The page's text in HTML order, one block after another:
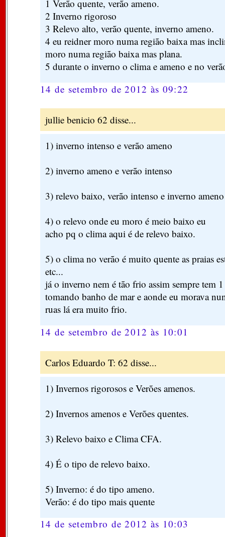
1 Verão quente, verão ameno.
2 Inverno rigoroso
3 Relevo alto, verão quente, inverno ameno.
4 eu reidner moro numa região baixa mas
moro numa região baixa mas plana.
5 durante o inverno o clima e ameno e no
14 de setembro de 2012 às 09:22
jullie benicio 62 disse...
1) inverno intenso e verão ameno
2) inverno ameno e verão intenso
3) relevo baixo, verão intenso e inverno ameno
4) o relevo onde eu moro é meio baixo eu
acho pq o clima aqui é de relevo baixo.
5) o clima no verão é muito quente as praias
etc...
já o inverno nem é tão frio assim sempre tem
tomando banho de mar e aonde eu morava
ruas lá era muito frio.
14 de setembro de 2012 às 10:01
Carlos Eduardo T: 62 disse...
1) Invernos rigorosos e Verões amenos.
2) Invernos amenos e Verões quentes.
3) Relevo baixo e Clima CFA.
4) É o tipo de relevo baixo.
5) Inverno: é do tipo ameno.
Verão: é do tipo mais quente
14 de setembro de 2012 às 10:03